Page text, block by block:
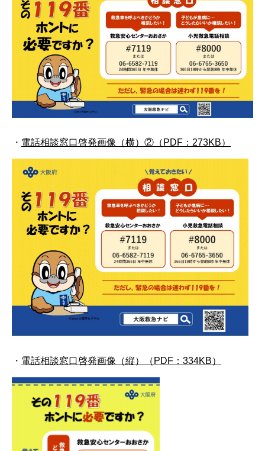
・ 電話相談窓口啓発画像（横）②（PDF：273KB）
・ 電話相談窓口啓発画像（縦）（PDF：334KB）